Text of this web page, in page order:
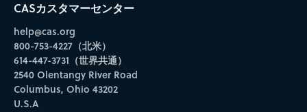
CASカスタマーセンター
help@cas.org
800-753-4227（北米）
614-447-3731（世界共通）
2540 Olentangy River Road
Columbus, Ohio 43202
U.S.A